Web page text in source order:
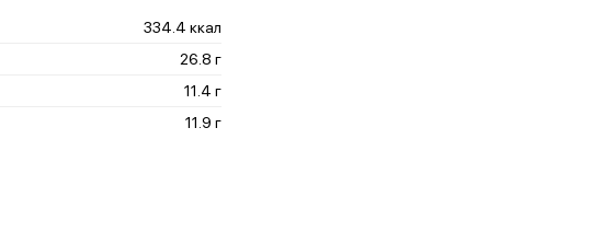
334.4 ккал
26.8 г
11.4 г
11.9 г